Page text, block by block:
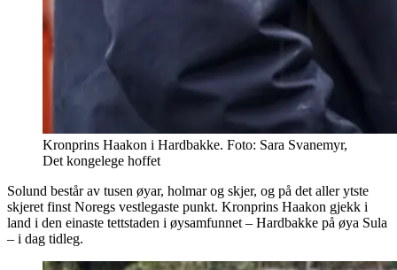
Kronprins Haakon i Hardbakke. Foto: Sara Svanemyr,
Det kongelege hoffet
Solund består av tusen øyar, holmar og skjer, og på det aller ytste
skjeret finst Noregs vestlegaste punkt. Kronprins Haakon gjekk i
land i den einaste tettstaden i øysamfunnet – Hardbakke på øya Sula
– i dag tidleg.